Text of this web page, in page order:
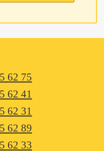
62 75
62 41
62 31
62 89
62 33